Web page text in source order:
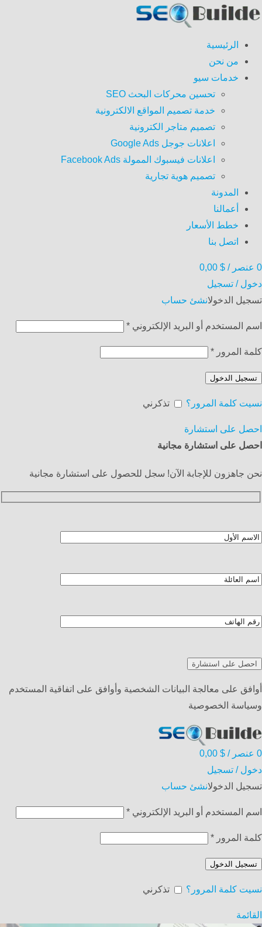
الرئيسية
من نحن
خدمات سيو
تحسين محركات البحث SEO
خدمة تصميم المواقع الالكترونية
تصميم متاجر الكترونية
اعلانات جوجل Google Ads
اعلانات فيسبوك الممولة Facebook Ads
تصميم هوية تجارية
المدونة
أعمالنا
خطط الأسعار
اتصل بنا
0 عنصر /
0,00 $
دخول / تسجيل
تسجيل الدخولانشئ حساب
اسم المستخدم أو البريد الإلكتروني *
كلمة المرور *
تسجيل الدخول
نسيت كلمة المرور؟ تذكرني
احصل على استشارة
احصل على استشارة مجانية
نحن جاهزون للإجابة الآن! سجل للحصول على استشارة مجانية
أوافق على معالجة البيانات الشخصية وأوافق على اتفاقية المستخدم
وسياسة الخصوصية
0 عنصر /
0,00 $
دخول / تسجيل
تسجيل الدخولانشئ حساب
اسم المستخدم أو البريد الإلكتروني *
كلمة المرور *
تسجيل الدخول
نسيت كلمة المرور؟ تذكرني
القائمة